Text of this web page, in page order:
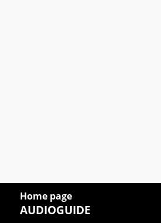
Home page
AUDIOGUIDE